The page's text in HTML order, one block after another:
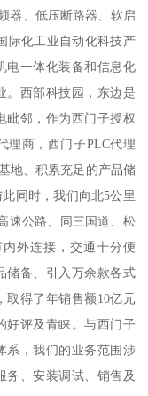
器、低压断路器、软启
际化工业自动化科技产
电一体化装备和信息化
。西部科技园，东边是
毗邻，作为西门子授权
理商，西门子PLC代理
地、积累充足的产品储
同时，我们向北5公里
速公路、同三国道、松
外连接，交通十分便
储备、引入万余款各式
取得了年销售额10亿元
好评及青睐。与西门子
系，我们的业务范围涉
务、安装调试、销售及